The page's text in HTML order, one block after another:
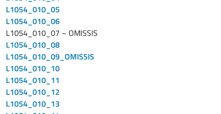
L1054_010_05
L1054_010_06
L1054_010_07 – OMISSIS
L1054_010_08
L1054_010_09_OMISSIS
L1054_010_10
L1054_010_11
L1054_010_12
L1054_010_13